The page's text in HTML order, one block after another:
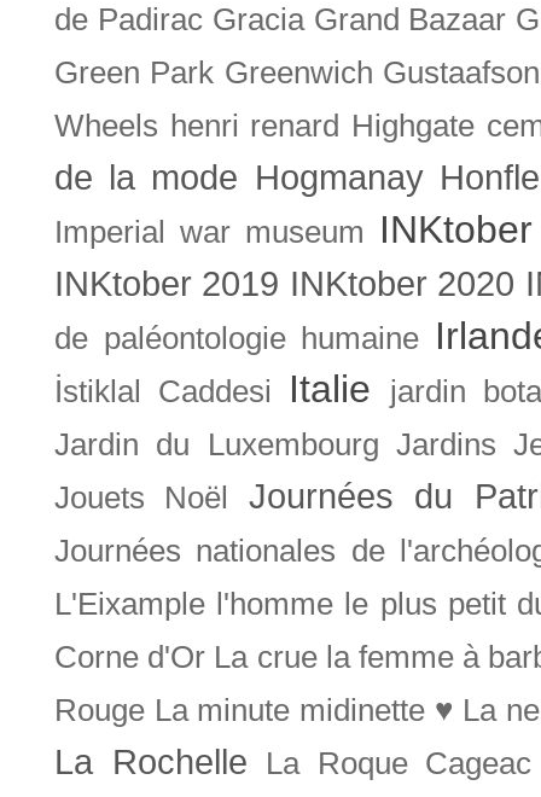
de Padirac Gracia Grand Bazaar
Green Park Greenwich Gustaafson
Wheels henri renard Highgate
de la mode Hogmanay
Imperial war museum INKtober
INKtober 2019 INKtober 2020
de paléontologie humaine
İstiklal Caddesi Italie
jardin
Jardin du Luxembourg Jardins
Jouets Noël
Journées du
Journées nationales de
L'Eixample l'homme le plus petit
Corne d'Or La crue la femme à
Rouge La minute midinette ♥ La
La Rochelle
La Roque Cageac